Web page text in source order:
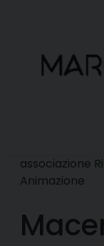
associazione
Animazione